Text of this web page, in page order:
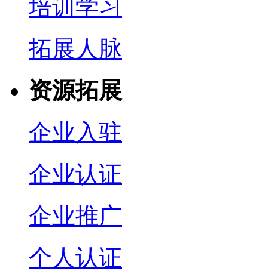
培训学习
拓展人脉
资源拓展
企业入驻
企业认证
企业推广
个人认证